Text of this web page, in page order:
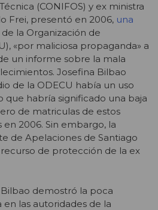
(CONIFOS) y ex ministra
Frei, presentó en 2006, una
la Organización de
«por maliciosa propaganda» a
un informe sobre la mala
Josefina Bilbao
de la ODECU había un uso
que habría significado una baja
de matriculas de estos
2006. Sin embargo, la
de Apelaciones de Santiago
de protección de la ex
demostró la poca
en las autoridades de la